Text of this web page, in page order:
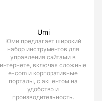
Umi
Юми предлагает широкий
набор инструментов для
управления сайтами в
интернете, включая сложные
e-com и корпоративные
порталы, с акцентом на
удобство и
производительность.